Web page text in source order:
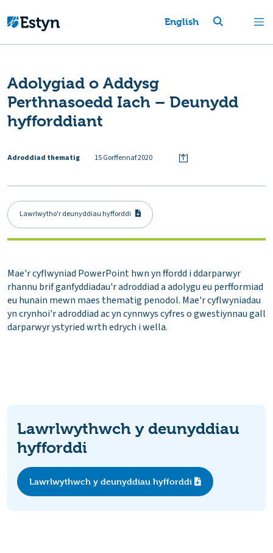
English
Adolygiad o Addysg
Perthnasoedd Iach – Deunydd
hyfforddiant
Adroddiad thematig 15 Gorffennaf 2020
Lawrlwytho'r deunyddiau hyfforddi
Mae'r cyflwyniad PowerPoint hwn yn ffordd i ddarparwyr
rhannu brif ganfyddiadau'r adroddiad a adolygu eu perfformiad
eu hunain mewn maes thematig penodol. Mae'r cyflwyniadau
yn crynhoi'r adroddiad ac yn cynnwys cyfres o gwestiynnau gall
darparwyr ystyried wrth edrych i wella.
Lawrlwythwch y deunyddiau
hyfforddi
Lawrlwythwch y deunyddiau hyfforddi